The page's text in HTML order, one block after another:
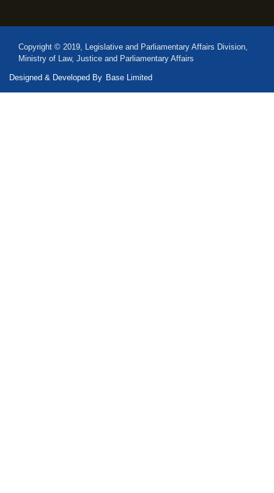
Copyright © 2019, Legislative and Parliamentary Affairs Division,
Ministry of Law, Justice and Parliamentary Affairs
Designed & Developed By Base Limited